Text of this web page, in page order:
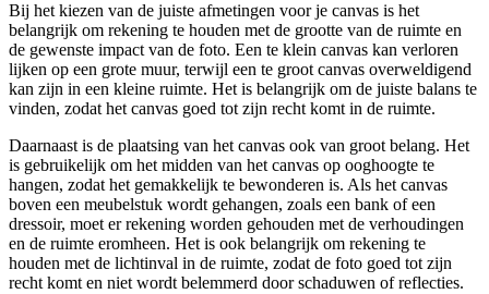
Bij het kiezen van de juiste afmetingen voor je canvas is het
belangrijk om rekening te houden met de grootte van de ruimte en
de gewenste impact van de foto. Een te klein canvas kan verloren
lijken op een grote muur, terwijl een te groot canvas overweldigend
kan zijn in een kleine ruimte. Het is belangrijk om de juiste balans te
vinden, zodat het canvas goed tot zijn recht komt in de ruimte.
Daarnaast is de plaatsing van het canvas ook van groot belang. Het
is gebruikelijk om het midden van het canvas op ooghoogte te
hangen, zodat het gemakkelijk te bewonderen is. Als het canvas
boven een meubelstuk wordt gehangen, zoals een bank of een
dressoir, moet er rekening worden gehouden met de verhoudingen
en de ruimte eromheen. Het is ook belangrijk om rekening te
houden met de lichtinval in de ruimte, zodat de foto goed tot zijn
recht komt en niet wordt belemmerd door schaduwen of reflecties.